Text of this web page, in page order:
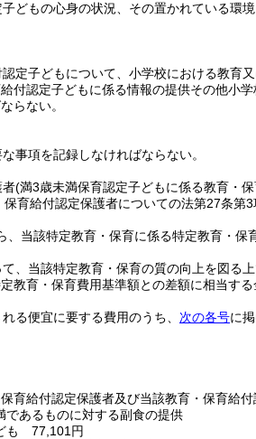
どもの心身の状況、その置かれている環
定子どもについて、小学校における教育
付認定子どもに係る情報の提供その他小
らない。
事項を記録しなければならない。
者(満3歳未満保育認定子どもに係る教育・
育給付認定保護者についての法第27条第
当該特定教育・保育に係る特定教育・保
、当該特定教育・保育の質の向上を図る
教育・保育費用基準額との差額に相当す
る便宜に要する費用のうち、 次の各号に
育給付認定保護者及び当該教育・保育給
であるものに対する副食の提供
も 77,101円